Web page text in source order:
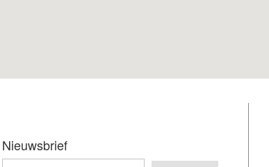
Nieuwsbrief